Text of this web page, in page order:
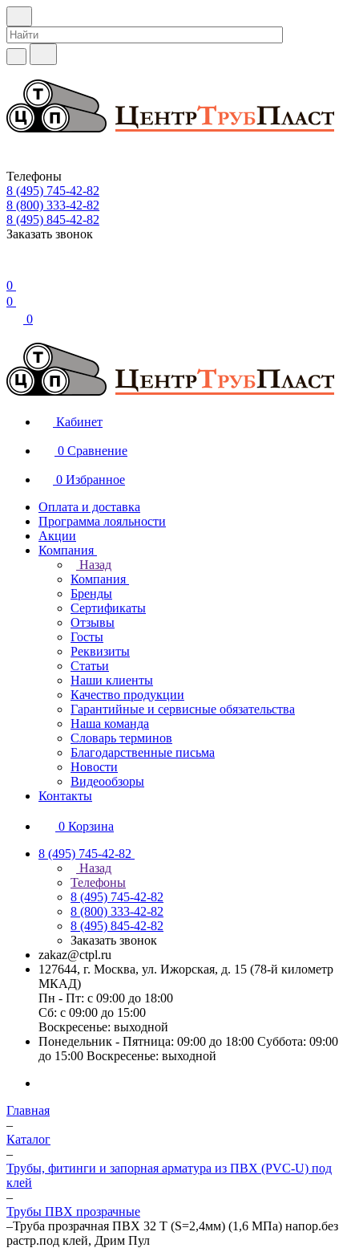
Телефоны
8 (495) 745-42-82
8 (800) 333-42-82
8 (495) 845-42-82
Заказать звонок
0
0
0
Кабинет
0 Сравнение
0 Избранное
Оплата и доставка
Программа лояльности
Акции
Компания
Назад
Компания
Бренды
Сертификаты
Отзывы
Госты
Реквизиты
Статьи
Наши клиенты
Качество продукции
Гарантийные и сервисные обязательства
Наша команда
Словарь терминов
Благодарственные письма
Новости
Видеообзоры
Контакты
0 Корзина
8 (495) 745-42-82
Назад
Телефоны
8 (495) 745-42-82
8 (800) 333-42-82
8 (495) 845-42-82
Заказать звонок
zakaz@ctpl.ru
127644, г. Москва, ул. Ижорская, д. 15 (78-й километр
МКАД)
Пн - Пт: с 09:00 до 18:00
Сб: с 09:00 до 15:00
Воскресенье: выходной
Понедельник - Пятница: 09:00 до 18:00 Суббота: 09:00
до 15:00 Воскресенье: выходной
Главная
–
Каталог
–
Трубы, фитинги и запорная арматура из ПВХ (PVC-U) под
клей
–
Трубы ПВХ прозрачные
–Труба прозрачная ПВХ 32 Т (S=2,4мм) (1,6 МПа) напор.без
растр.под клей, Дрим Пул